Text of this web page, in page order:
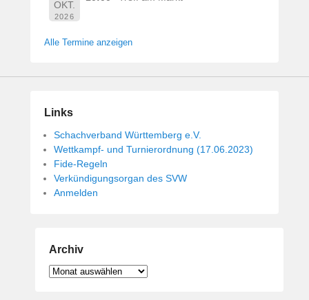
OKT.
2026
Alle Termine anzeigen
Links
Schachverband Württemberg e.V.
Wettkampf- und Turnierordnung (17.06.2023)
Fide-Regeln
Verkündigungsorgan des SVW
Anmelden
Archiv
Archiv